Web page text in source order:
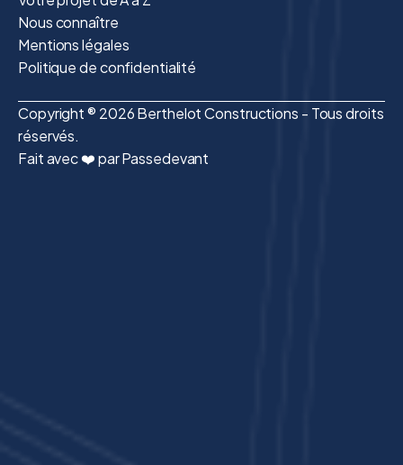
Nous connaître
Mentions légales
Politique de confidentialité
Copyright ® 2026 Berthelot Constructions - Tous droits
réservés.
Fait avec ❤️ par Passedevant